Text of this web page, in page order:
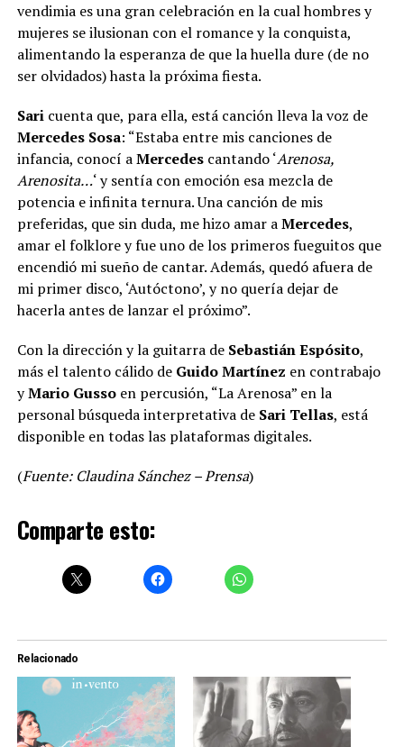
vendimia es una gran celebración en la cual hombres y
mujeres se ilusionan con el romance y la conquista,
alimentando la esperanza de que la huella dure (de no
ser olvidados) hasta la próxima fiesta.
Sari cuenta que, para ella, está canción lleva la voz de
Mercedes Sosa: “Estaba entre mis canciones de
infancia, conocí aMercedescantando ‘Arenosa,
Arenosita…‘ y sentía con emoción esa mezcla de
potencia e infinita ternura. Una canción de mis
preferidas, que sin duda, me hizo amar aMercedes,
amar el folklore y fue uno de los primeros fueguitos que
encendió mi sueño de cantar. Además, quedó afuera de
mi primer disco, ‘Autóctono’, y no quería dejar de
hacerla antes de lanzar el próximo”.
Con la dirección y la guitarra de Sebastián Espósito,
más el talento cálido de Guido Martínez en contrabajo
yMario Gussoen percusión, “La Arenosa” en la
personal búsqueda interpretativa de Sari Tellas, está
disponible en todas las plataformas digitales.
(Fuente: Claudina Sánchez – Prensa)
Comparte esto:
Relacionado